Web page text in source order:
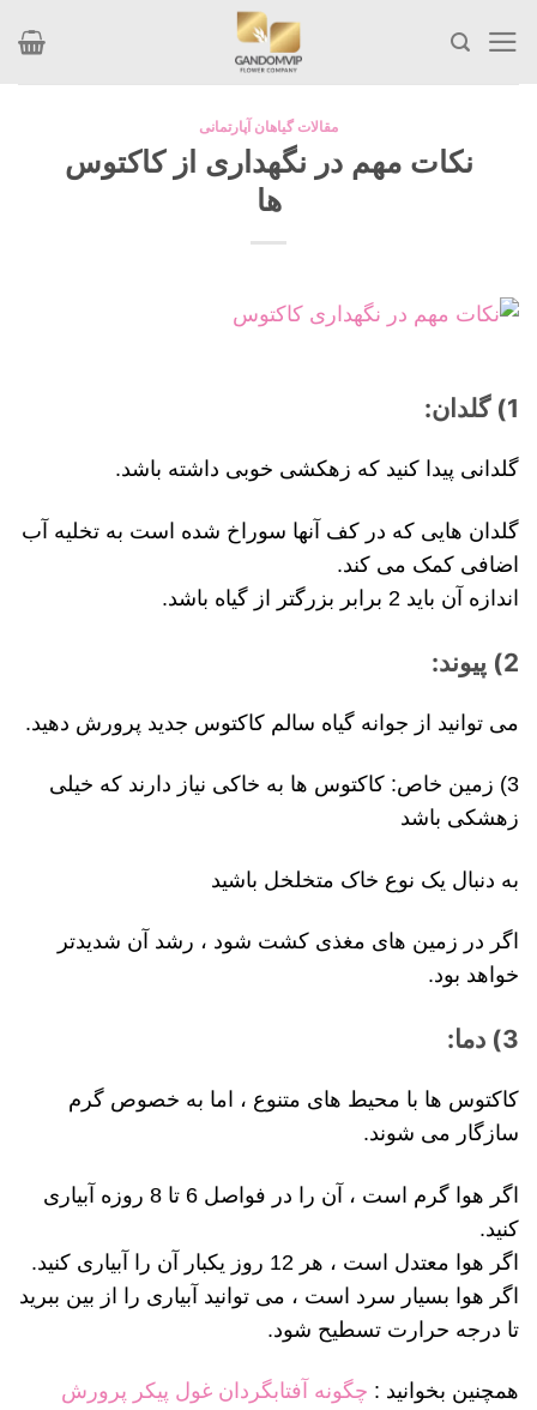
content
مقالات گیاهان آپارتمانی
نکات مهم در نگهداری از کاکتوس
ها
1) گلدان:
گلدانی پیدا کنید که زهکشی خوبی داشته باشد.
گلدان هایی که در کف آنها سوراخ شده است به تخلیه آب
اضافی کمک می کند.
اندازه آن باید 2 برابر بزرگتر از گیاه باشد.
2) پیوند:
می توانید از جوانه گیاه سالم کاکتوس جدید پرورش دهید.
3) زمین خاص: کاکتوس ها به خاکی نیاز دارند که خیلی
زهشکی باشد
به دنبال یک نوع خاک متخلخل باشید
اگر در زمین های مغذی کشت شود ، رشد آن شدیدتر
خواهد بود.
3) دما:
کاکتوس ها با محیط های متنوع ، اما به خصوص گرم
سازگار می شوند.
اگر هوا گرم است ، آن را در فواصل 6 تا 8 روزه آبیاری
کنید.
اگر هوا معتدل است ، هر 12 روز یکبار آن را آبیاری کنید.
اگر هوا بسیار سرد است ، می توانید آبیاری را از بین ببرید
تا درجه حرارت تسطیح شود.
همچنین بخوانید : چگونه آفتابگردان غول پیکر پرورش